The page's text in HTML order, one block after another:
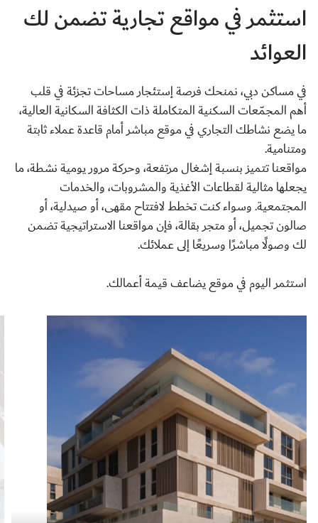
استثمر في مواقع تجارية تضمن لك
العوائد
في مساكن دبي، نمنحك فرصة إستئجار مساحات تجزئة في قلب
أهم المجمّعات السكنية المتكاملة ذات الكثافة السكانية العالية،
ما يضع نشاطك التجاري في موقع مباشر أمام قاعدة عملاء ثابتة
ومتنامية.
مواقعنا تتميز بنسبة إشغال مرتفعة، وحركة مرور يومية نشطة، ما
يجعلها مثالية لقطاعات الأغذية والمشروبات، والخدمات
المجتمعية. وسواء كنت تخطط لافتتاح مقهى، أو صيدلية، أو
صالون تجميل، أو متجر بقالة، فإن مواقعنا الاستراتيجية تضمن
لك وصولًا مباشرًا وسريعًا إلى عملائك.
استثمر اليوم في موقع يضاعف قيمة أعمالك.